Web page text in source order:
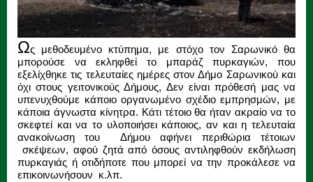
Ως μεθοδευμένο κτύπημα, με στόχο τον Σαρωνικό θα
μπορούσε να εκληφθεί το μπαράζ πυρκαγιών, που
εξελίχθηκε τις τελευταίες ημέρες στον Δήμο Σαρωνικού και
όχι στους γειτονικούς Δήμους, Δεν είναι πρόθεσή μας να
υπενυχθούμε κάποιο οργανωμένο σχέδιο εμπρησμών, με
κάποια άγνωστα κίνητρα. Κάτι τέτοιο θα ήταν ακραίο να το
σκεφτεί και να το υλοποιήσει κάποιος, αν και η τελευταία
ανακοίνωση του Δήμου αφήνει περιθώρια τέτοιων
σκέψεων, αφού ζητά από όσους αντιληφθούν εκδήλωση
πυρκαγιάς ή οτιδήποτε που μπορεί να την προκάλεσε να
επικοινωνήσουν κ.λπ.